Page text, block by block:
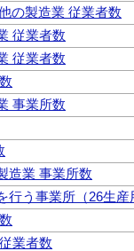
の製造業 従業者数
従業者数
従業者数
事業所数
造業 事業所数
行う事業所（26生
業者数